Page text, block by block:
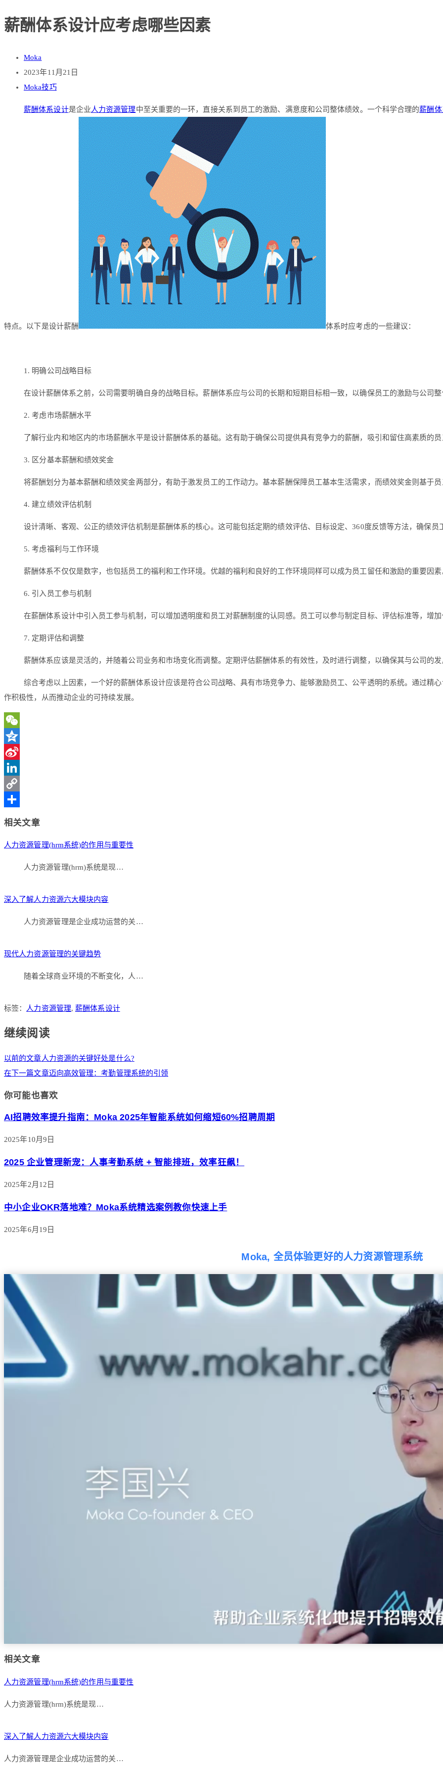
薪酬体系设计应考虑哪些因素
Moka
2023年11月21日
Moka技巧
薪酬体系设计是企业人力资源管理中至关重要的一环，直接关系到员工的激励、满意度和公司整体绩效。一个科学合理的薪酬
特点。以下是设计薪酬 体系时应考虑的一些建议：
1. 明确公司战略目标
在设计薪酬体系之前，公司需要明确自身的战略目标。薪酬体系应与公司的长期和短期目标相一致，以确保员工的激励与公司
2. 考虑市场薪酬水平
了解行业内和地区内的市场薪酬水平是设计薪酬体系的基础。这有助于确保公司提供具有竞争力的薪酬，吸引和留住高素质的
3. 区分基本薪酬和绩效奖金
将薪酬划分为基本薪酬和绩效奖金两部分，有助于激发员工的工作动力。基本薪酬保障员工基本生活需求，而绩效奖金则基于
4. 建立绩效评估机制
设计清晰、客观、公正的绩效评估机制是薪酬体系的核心。这可能包括定期的绩效评估、目标设定、360度反馈等方法，确保员
5. 考虑福利与工作环境
薪酬体系不仅仅是数字，也包括员工的福利和工作环境。优越的福利和良好的工作环境同样可以成为员工留任和激励的重要因
6. 引入员工参与机制
在薪酬体系设计中引入员工参与机制，可以增加透明度和员工对薪酬制度的认同感。员工可以参与制定目标、评估标准等，增
7. 定期评估和调整
薪酬体系应该是灵活的，并随着公司业务和市场变化而调整。定期评估薪酬体系的有效性，及时进行调整，以确保其与公司的
综合考虑以上因素，一个好的薪酬体系设计应该是符合公司战略、具有市场竞争力、能够激励员工、公平透明的系统。通过精
作积极性，从而推动企业的可持续发展。
WeChat
Qzone
Sina
Weibo
LinkedIn
Copy
相关文章
人力资源管理(hrm系统)的作用与重要性
人力资源管理(hrm)系统是现…
深入了解人力资源六大模块内容
人力资源管理是企业成功运营的关…
现代人力资源管理的关键趋势
随着全球商业环境的不断变化，人…
标签： 人力资源管理,薪酬体系设计
继续阅读
以前的文章人力资源的关键好处是什么?
在下一篇文章迈向高效管理：考勤管理系统的引领
你可能也喜欢
AI招聘效率提升指南：Moka 2025年智能系统如何缩短60%招聘周期
2025年10月9日
2025 企业管理新宠：人事考勤系统 + 智能排班，效率狂飙！
2025年2月12日
中小企业OKR落地难？Moka系统精选案例教你快速上手
2025年6月19日
Moka, 全员体验更好的人力资源管理系统
相关文章
人力资源管理(hrm系统)的作用与重要性
人力资源管理(hrm)系统是现…
深入了解人力资源六大模块内容
人力资源管理是企业成功运营的关…